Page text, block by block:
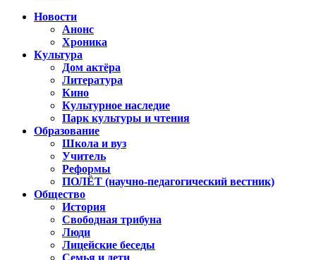
Новости
Анонс
Хроника
Культура
Дом актёра
Литература
Кино
Культурное наследие
Парк культуры и чтения
Образование
Школа и вуз
Учитель
Реформы
ПОЛЁТ (научно-педагогический вестник)
Общество
История
Свободная трибуна
Люди
Лицейские беседы